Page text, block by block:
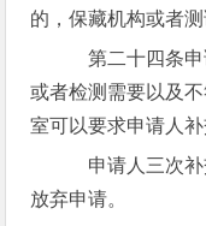
的，保藏机构或者测
第二十四条申
或者检测需要以及
室可以要求申请人补
申请人三次补
放弃申请。